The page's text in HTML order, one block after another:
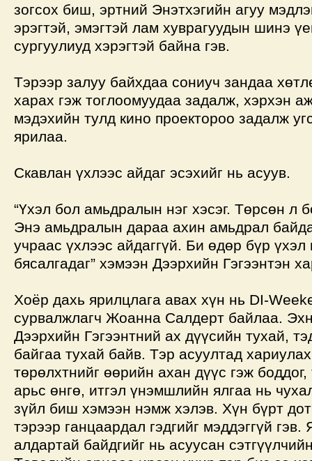
зогсох биш, эртний Энэтхэгийн агуу
эрэгтэй, эмэгтэй лам хуврагуудын шинэ
сургуулиуд хэрэгтэй байна гэв.
Тэрээр залуу байхдаа сониуч зандаа
харах гэж тоглоомуудаа задалж, хэрхэн
мэдэхийн тулд кино проектороо задалж
ярилаа.
Скавлан үхлээс айдаг эсэхийг нь асуув.
“Үхэл бол амьдралын нэг хэсэг. Төрсөн л
Энэ амьдралын дараа ахин амьдрал
учраас үхлээс айдаггүй. Би өдөр бүр
бясалгадаг” хэмээн Дээрхийн Гэгээнтэн
Хоёр дахь ярилцлага авах хүн нь DI-
сурвалжлагч Жоанна Салдерт байлаа.
Дээрхийн Гэгээнтний ах дүүсийн тухай,
байгаа тухай байв. Тэр асуултад
төрөлхтнийг өөрийн ахан дүүс гэж
арьс өнгө, итгэл үнэмшлийн ялгаа нь
зүйл биш хэмээн нэмж хэлэв. Хүн бүрт
тэрээр ганцаардал гэдгийг мэддэггүй гэв.
алдартай байдгийг нь асуусан